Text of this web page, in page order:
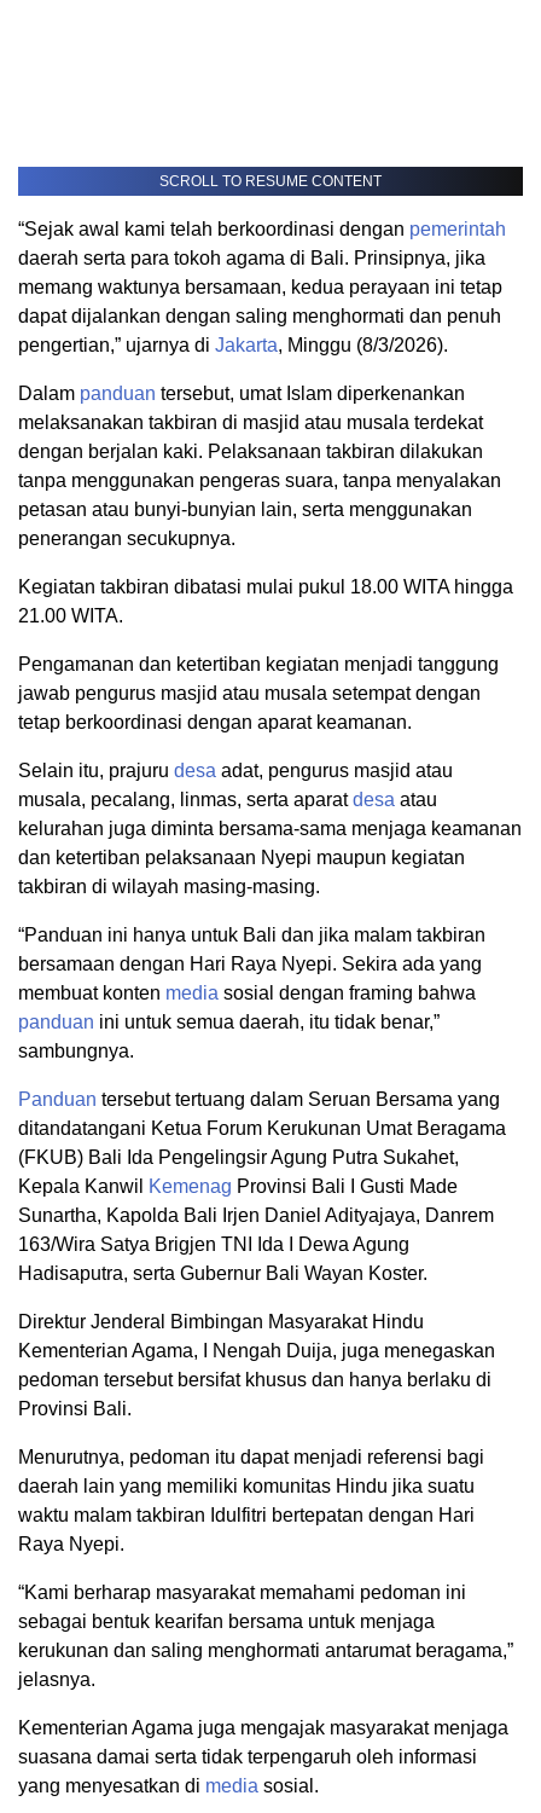
SCROLL TO RESUME CONTENT
“Sejak awal kami telah berkoordinasi dengan pemerintah
daerah serta para tokoh agama di Bali. Prinsipnya, jika
memang waktunya bersamaan, kedua perayaan ini tetap
dapat dijalankan dengan saling menghormati dan penuh
pengertian,” ujarnya di Jakarta, Minggu (8/3/2026).
Dalam panduan tersebut, umat Islam diperkenankan
melaksanakan takbiran di masjid atau musala terdekat
dengan berjalan kaki. Pelaksanaan takbiran dilakukan
tanpa menggunakan pengeras suara, tanpa menyalakan
petasan atau bunyi-bunyian lain, serta menggunakan
penerangan secukupnya.
Kegiatan takbiran dibatasi mulai pukul 18.00 WITA hingga
21.00 WITA.
Pengamanan dan ketertiban kegiatan menjadi tanggung
jawab pengurus masjid atau musala setempat dengan
tetap berkoordinasi dengan aparat keamanan.
Selain itu, prajuru desa adat, pengurus masjid atau
musala, pecalang, linmas, serta aparatdesa atau
kelurahan juga diminta bersama-sama menjaga keamanan
dan ketertiban pelaksanaan Nyepi maupun kegiatan
takbiran di wilayah masing-masing.
“Panduan ini hanya untuk Bali dan jika malam takbiran
bersamaan dengan Hari Raya Nyepi. Sekira ada yang
membuat konten media sosial dengan framing bahwa
panduan ini untuk semua daerah, itu tidak benar,”
sambungnya.
Panduan tersebut tertuang dalam Seruan Bersama yang
ditandatangani Ketua Forum Kerukunan Umat Beragama
(FKUB) Bali Ida Pengelingsir Agung Putra Sukahet,
Kepala Kanwil
Kemenag Provinsi Bali I Gusti Made
Sunartha, Kapolda Bali Irjen Daniel Adityajaya, Danrem
163/Wira Satya Brigjen TNI Ida I Dewa Agung
Hadisaputra, serta Gubernur Bali Wayan Koster.
Direktur Jenderal Bimbingan Masyarakat Hindu
Kementerian Agama, I Nengah Duija, juga menegaskan
pedoman tersebut bersifat khusus dan hanya berlaku di
Provinsi Bali.
Menurutnya, pedoman itu dapat menjadi referensi bagi
daerah lain yang memiliki komunitas Hindu jika suatu
waktu malam takbiran Idulfitri bertepatan dengan Hari
Raya Nyepi.
“Kami berharap masyarakat memahami pedoman ini
sebagai bentuk kearifan bersama untuk menjaga
kerukunan dan saling menghormati antarumat beragama,”
jelasnya.
Kementerian Agama juga mengajak masyarakat menjaga
suasana damai serta tidak terpengaruh oleh informasi
yang menyesatkan di media sosial.